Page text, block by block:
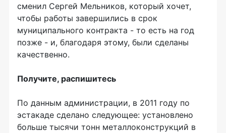
сменил Сергей Мельников, который хочет,
чтобы работы завершились в срок
муниципального контракта - то есть на год
позже - и, благодаря этому, были сделаны
качественно.
Получите, распишитесь
По данным администрации, в 2011 году по
эстакаде сделано следующее: установлено
больше тысячи тонн металлоконструкций в